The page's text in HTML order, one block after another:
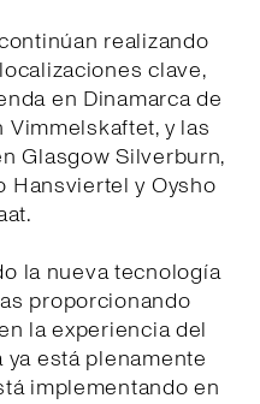
realizando
clave,
en Dinamarca de
y las
Glasgow Silverburn,
Hansviertel y Oysho
la nueva tecnología
proporcionando
la experiencia del
está plenamente
implementando en